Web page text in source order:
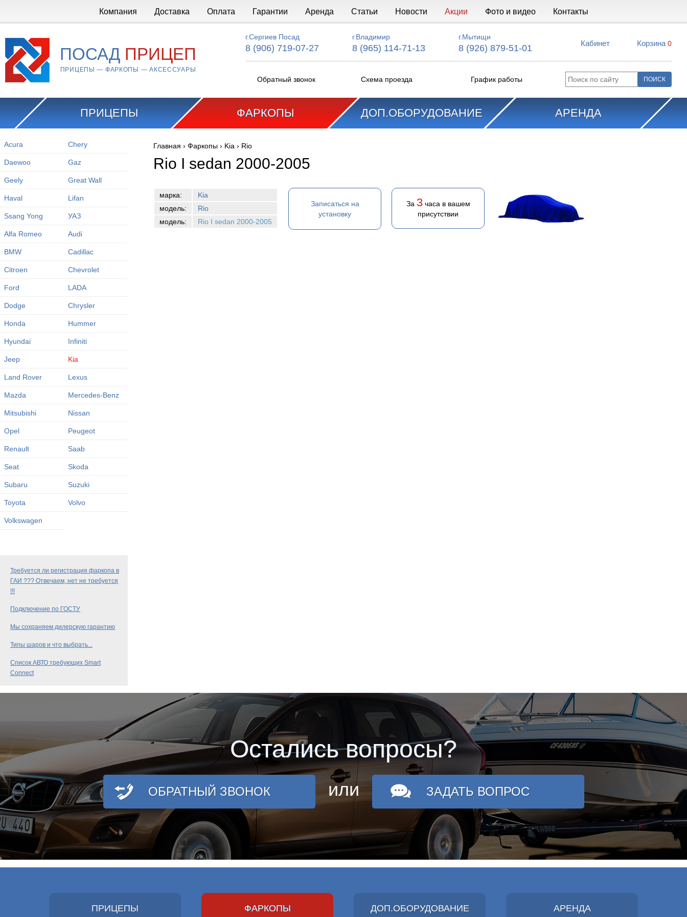
Компания Доставка Оплата Гарантии Аренда Статьи Новости Акции Фото и видео Контакты
ПОСАД ПРИЦЕП
ПРИЦЕПЫ — ФАРКОПЫ — АКСЕССУАРЫ
г.Сергиев Посад
8 (906) 719-07-27
г.Владимир
8 (965) 114-71-13
г.Мытищи
8 (926) 879-51-01 Кабинет Корзина 0
Обратный звонок Схема проезда График работы
ПРИЦЕПЫ ФАРКОПЫ ДОП.ОБОРУДОВАНИЕ АРЕНДА
Acura Chery
Daewoo Gaz
Geely Great Wall
Haval Lifan
Ssang Yong УАЗ
Alfa Romeo Audi
BMW Cadillac
Citroen Chevrolet
Ford LADA
Dodge Chrysler
Honda Hummer
Hyundai Infiniti
Jeep Kia
Land Rover Lexus
Mazda Mercedes-Benz
Mitsubishi Nissan
Opel Peugeot
Renault Saab
Seat Skoda
Subaru Suzuki
Toyota Volvo
Volkswagen
Требуется ли регистрация фаркопа в
ГАИ ??? Отвечаем, нет не требуется
!!!
Подключение по ГОСТУ
Мы сохраняем дилерскую гарантию
Типы шаров и что выбрать...
Список АВТО требующих Smart
Connect
Вы здесь
Главная › Фаркопы › Kia › Rio
Rio I sedan 2000-2005
марка:
Kia
модель:
Rio
модель:
Rio I sedan 2000-2005
Записаться на
установку
За 3часа в вашем
присутствии
Остались вопросы?
ОБРАТНЫЙ ЗВОНОК или ЗАДАТЬ ВОПРОС
ПРИЦЕПЫ ФАРКОПЫ ДОП.ОБОРУДОВАНИЕ АРЕНДА